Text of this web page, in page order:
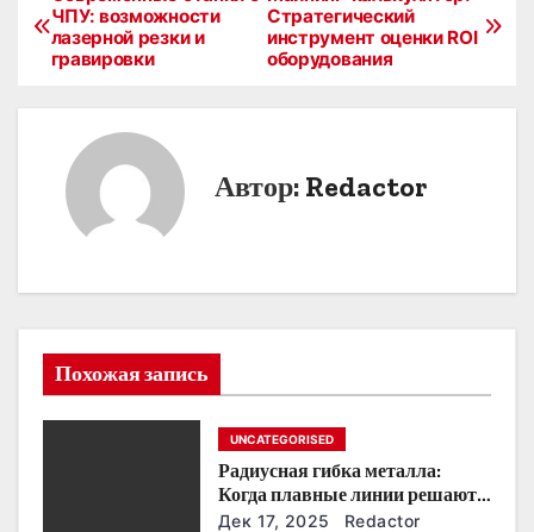
ц
я
п
Стратегический
инструмент оценки ROI
оборудования
ЧПУ: возможности
лазерной резки и
гравировки
Автор: Redactor
Похожая запись
UNCATEGORISED
Радиусная гибка металла:
Когда плавные линии решают
все.
Дек 17, 2025 Redactor